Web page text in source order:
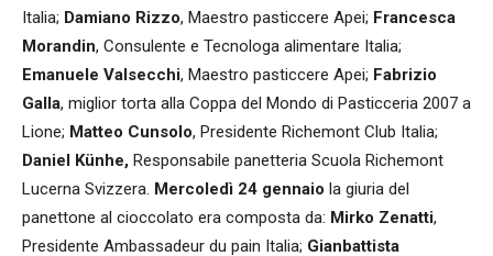
Italia; Damiano Rizzo, Maestro pasticcere Apei; Francesca
Morandin, Consulente e Tecnologa alimentare Italia;
Emanuele Valsecchi, Maestro pasticcere Apei; Fabrizio
Galla, miglior torta alla Coppa del Mondo di Pasticceria 2007 a
Lione; Matteo Cunsolo, Presidente Richemont Club Italia;
Daniel Künhe, Responsabile panetteria Scuola Richemont
Lucerna Svizzera. Mercoledì 24 gennaio la giuria del
panettone al cioccolato era composta da: Mirko Zenatti,
Presidente Ambassadeur du pain Italia; Gianbattista